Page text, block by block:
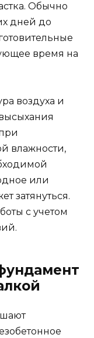
Обычно
дней до
время на
воздуха и
влажности,
или
затянуться.
с учетом